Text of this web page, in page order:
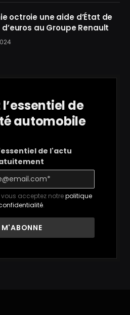
octroie une aide d’État de
d’euros au Groupe Renault
l’essentiel de
automobile
de l'actu
acceptez notrepolitique
.